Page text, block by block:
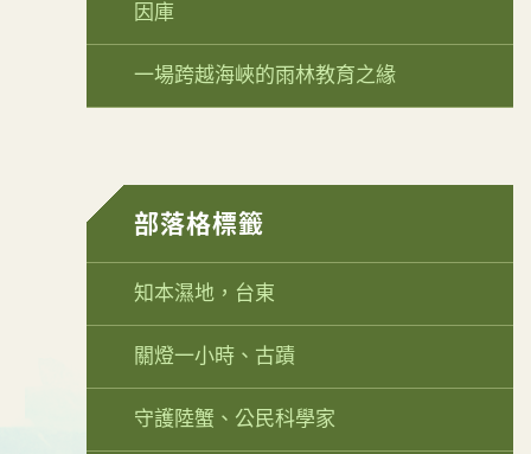
因庫
一場跨越海峽的雨林教育之緣
部落格標籤
知本濕地，台東
關燈一小時、古蹟
守護陸蟹、公民科學家